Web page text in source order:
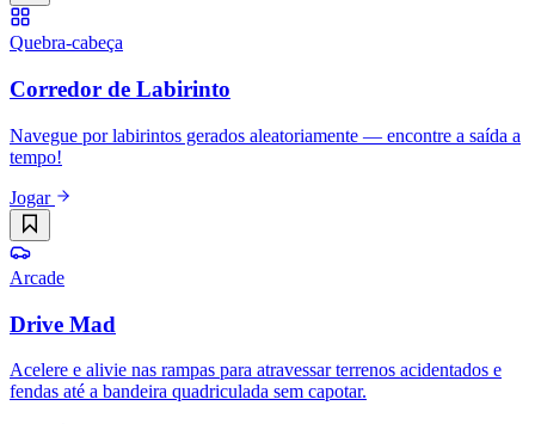
Quebra-cabeça
Corredor de Labirinto
Navegue por labirintos gerados aleatoriamente — encontre a saída a
tempo!
Jogar
Arcade
Drive Mad
Acelere e alivie nas rampas para atravessar terrenos acidentados e
fendas até a bandeira quadriculada sem capotar.